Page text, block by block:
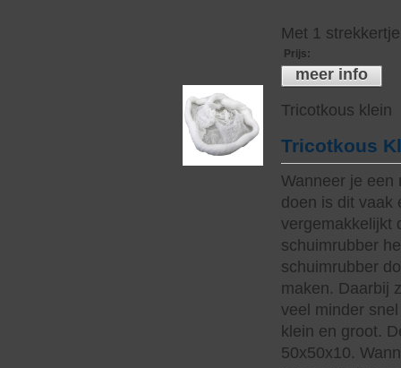
Met 1
Prijs:
meer info
Tricotkous klein
Tricotkous
Wanneer je een
doen is dit vaak
vergemakkelijkt
schuimrubber
schuimrubber
maken. Daarbij
veel minder
klein en groot.
50x50x10.